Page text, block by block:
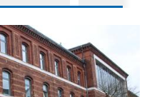
möglich